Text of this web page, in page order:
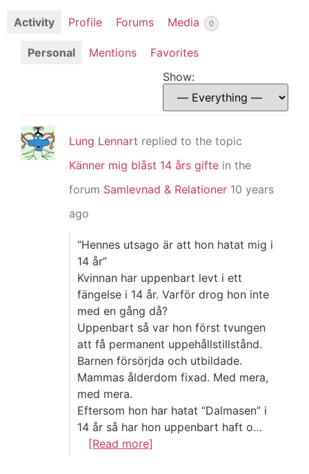
Activity Profile Forums Media 0
Personal Mentions
Favorites
Show:
Lung Lennart replied to the topic
Känner mig blåst 14 års gifte in the
forum Samlevnad & Relationer 10 years
ago
“Hennes utsago är att hon hatat mig i
14 år”
Kvinnan har uppenbart levt i ett
fängelse i 14 år. Varför drog hon inte
med en gång då?
Uppenbart så var hon först tvungen
att få permanent uppehållstillstånd.
Barnen försörjda och utbildade.
Mammas ålderdom fixad. Med mera,
med mera.
Eftersom hon har hatat “Dalmasen” i
14 år så har hon uppenbart haft o…
[Read more]